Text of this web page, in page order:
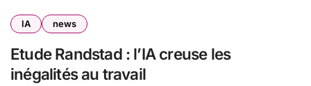
IA news
Etude Randstad : l’IA creuse les
inégalités au travail